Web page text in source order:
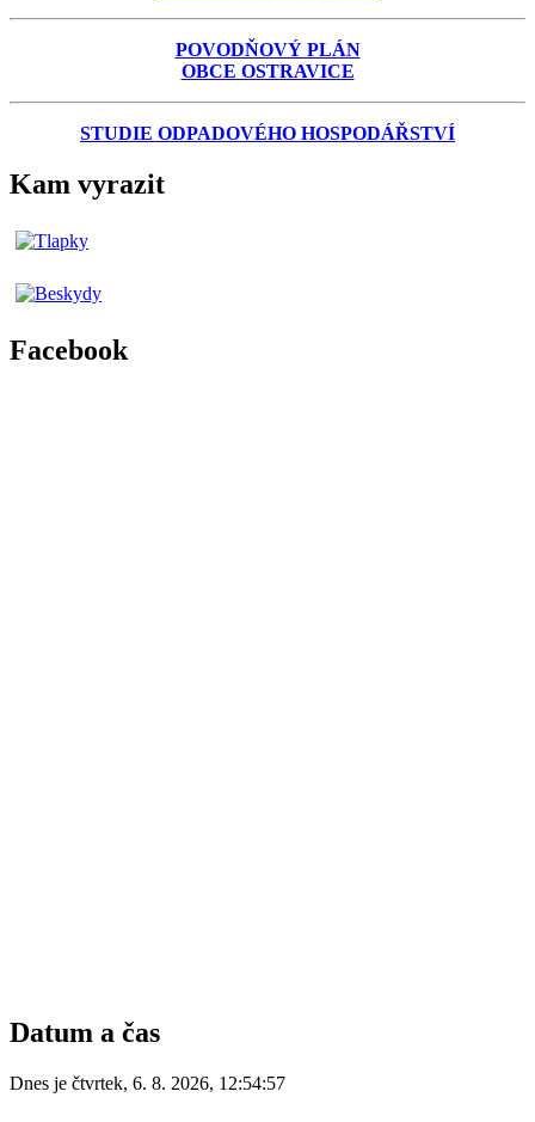
POVODŇOVÝ PLÁN
OBCE OSTRAVICE
STUDIE ODPADOVÉHO HOSPODÁŘSTVÍ
Kam vyrazit
Facebook
Datum a čas
Dnes je čtvrtek, 6. 8. 2026, 12:54:57